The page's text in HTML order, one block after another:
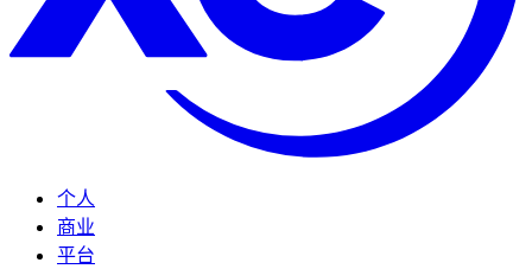
个人
商业
平台